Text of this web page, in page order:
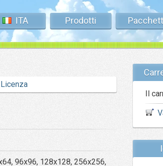
ITA Prodotti
Licenza
96x96, 128x128, 256x256,
Il